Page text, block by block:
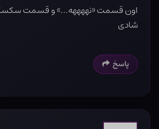
اون قسمت «نههههه…» و قسمت
شادی
پاسخ